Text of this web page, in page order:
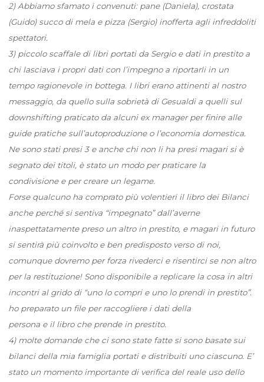
2) Abbiamo sfamato i convenuti: pane (Daniela), crostata
(Guido) succo di mela e pizza (Sergio) inofferta agli infreddoliti
spettatori.
3) piccolo scaffale di libri portati da Sergio e dati in prestito a
chi lasciava i propri dati con l’impegno a riportarli in un
tempo ragionevole in bottega. I libri erano attinenti al nostro
messaggio, da quello sulla sobrietà di Gesualdi a quelli sul
downshifting praticato da alcuni ex manager per finire alle
guide pratiche sull’autoproduzione o l’economia domestica.
Ne sono stati presi 3 e anche chi non li ha presi magari si è
segnato dei titoli, è stato un modo per praticare la
condivisione e per creare un legame.
Forse qualcuno ha comprato più volentieri il libro dei Bilanci
anche perché si sentiva “impegnato” dall’averne
inaspettatamente preso un altro in prestito, e magari in futuro
si sentirà più coinvolto e ben predisposto verso di noi,
comunque dovremo per forza rivederci e risentirci se non altro
per la restituzione! Sono disponibile a replicare la cosa in altri
incontri al grido di “uno lo compri e uno lo prendi in prestito”.
ho preparato un file per raccogliere i dati della
persona e il libro che prende in prestito.
4) molte domande che ci sono state fatte si sono basate sui
bilanci della mia famiglia portati e distribuiti uno ciascuno. E’
stato un momento importante di verifica del reale uso dello